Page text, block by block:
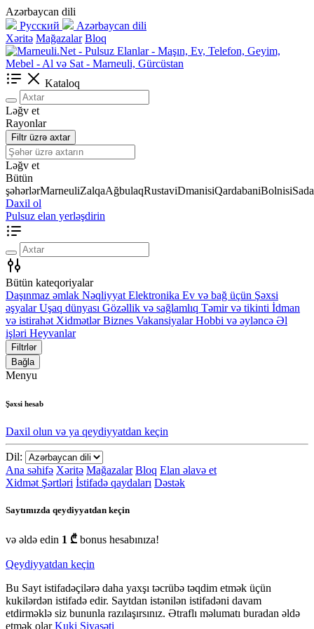
Azərbaycan dili
Русский
Azərbaycan dili
Xəritə Mağazalar Bloq
Kataloq
Ləğv et
Rayonlar
Filtr üzrə axtar
Ləğv et
Bütün
şəhərlərMarneuliZalqaAğbulaqRustaviDmanisiQardabaniBolnisi
Daxil ol
Pulsuz elan yerləşdirin
Bütün kateqoriyalar
Daşınmaz əmlak Nəqliyyat Elektronika Ev və bağ üçün Şəxsi
əşyalar Uşaq dünyası Gözəllik və sağlamlıq Təmir və tikinti İdman
və istirahət Xidmətlər Biznes Vakansiyalar Hobbi və əyləncə Əl
işləri Heyvanlar
Filtrlər
Bağla
Menyu
Şəxsi hesab
Daxil olun və ya qeydiyyatdan keçin
Dil:
Ana səhifə Xəritə Mağazalar Bloq Elan əlavə et
Xidmət Şərtləri İstifadə qaydaları Dəstək
Saytımızda qeydiyyatdan keçin
və əldə edin 1 ₾ bonus hesabınıza!
Qeydiyyatdan keçin
Bu Sayt istifadəçilərə daha yaxşı təcrübə təqdim etmək üçün
kukilərdən istifadə edir. Saytdan istənilən istifadəni davam
etdirməklə siz bununla razılaşırsınız. Ətraflı məlumatı buradan əldə
etmək olarKuki Siyasəti